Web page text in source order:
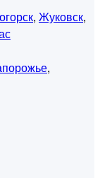
, Жуковск,
,